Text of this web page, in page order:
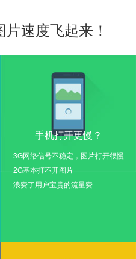
速度飞起来！
手机打开更慢？
3G网络信号不稳定，图片打开很慢
2G基本打不开图片
浪费了用户宝贵的流量费